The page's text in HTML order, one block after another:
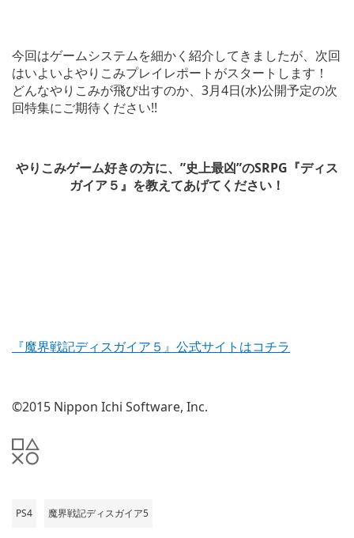
今回はゲームシステムを細かく紹介してきましたが、次回
はいよいよやりこみプレイレポートがスタートします！
どんなやりこみが飛び出すのか、3月4日(水)公開予定の次
回特集にご期待ください!!
やりこみゲーム好きの方に、”史上最凶”のSRPG『ディス
ガイア５』を教えてあげてください！
『魔界戦記ディスガイア５』公式サイトはコチラ
©2015 Nippon Ichi Software, Inc.
PS4 魔界戦記ディスガイア5